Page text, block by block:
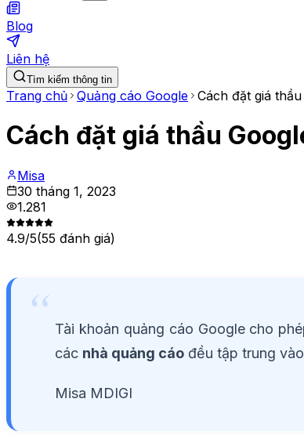
Blog
Liên hệ
Tìm kiếm thông tin
Trang chủ Quảng cáo Google Cách đặt giá
Cách đặt giá thầu
Misa
30 tháng 1, 2023
1.281
4.9/5(55 đánh giá)
Tài khoản quảng cáo Google cho
các nhà quảng cáo đều tập trung
Misa MDIGI